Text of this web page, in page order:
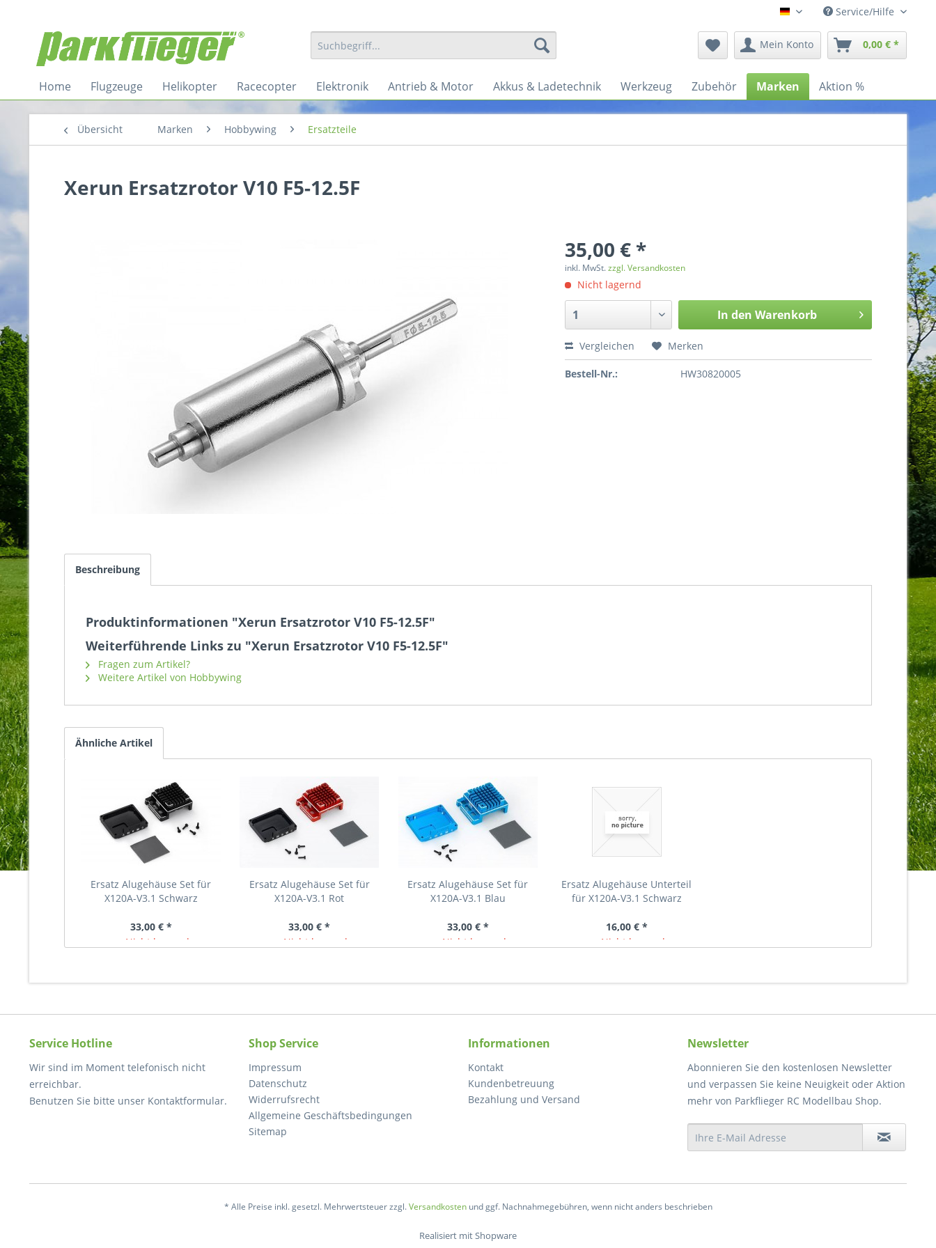
Deutsch Service/Hilfe
Mein Konto 0,00 € *
Home Flugzeuge Helikopter Racecopter Elektronik Antrieb & Motor Akkus & Ladetechnik Werkzeug Zubehör Marken Aktion %
Übersicht Marken Hobbywing Ersatzteile
Xerun Ersatzrotor V10 F5-12.5F
35,00 € *
inkl. MwSt.zzgl. Versandkosten
Nicht lagernd
In den Warenkorb
Vergleichen Merken
Bestell-Nr.: HW30820005
Beschreibung
Produktinformationen "Xerun Ersatzrotor V10 F5-12.5F"
Weiterführende Links zu "Xerun Ersatzrotor V10 F5-12.5F"
Fragen zum Artikel?
Weitere Artikel von Hobbywing
Ähnliche Artikel
Ersatz Alugehäuse Set für
X120A-V3.1 Schwarz
33,00 € *
Nicht lagernd
Ersatz Alugehäuse Set für
X120A-V3.1 Rot
33,00 € *
Nicht lagernd
Ersatz Alugehäuse Set für
X120A-V3.1 Blau
33,00 € *
Nicht lagernd
Ersatz Alugehäuse Unterteil
für X120A-V3.1 Schwarz
16,00 € *
Nicht lagernd
Service Hotline
Wir sind im Moment telefonisch nicht
erreichbar.
Benutzen Sie bitte unser Kontaktformular.
Shop Service
Impressum
Datenschutz
Widerrufsrecht
Allgemeine Geschäftsbedingungen
Sitemap
Informationen
Kontakt
Kundenbetreuung
Bezahlung und Versand
Newsletter
Abonnieren Sie den kostenlosen Newsletter
und verpassen Sie keine Neuigkeit oder Aktion
mehr von Parkflieger RC Modellbau Shop.
* Alle Preise inkl. gesetzl. Mehrwertsteuer zzgl.Versandkostenund ggf. Nachnahmegebühren, wenn nicht anders beschrieben
Realisiert mit Shopware